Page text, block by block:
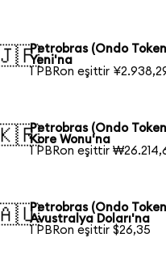
Petrobras (Ondo
Yeni'na
1 PBRon eşittir
Petrobras (Ondo
Kore Wonu'na
1 PBRon eşittir
Petrobras (Ondo
Avustralya Doları'na
1 PBRon eşittir $26,35